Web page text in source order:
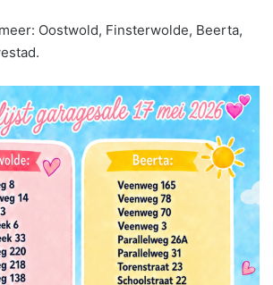
Oostwold, Finsterwolde, Beerta,